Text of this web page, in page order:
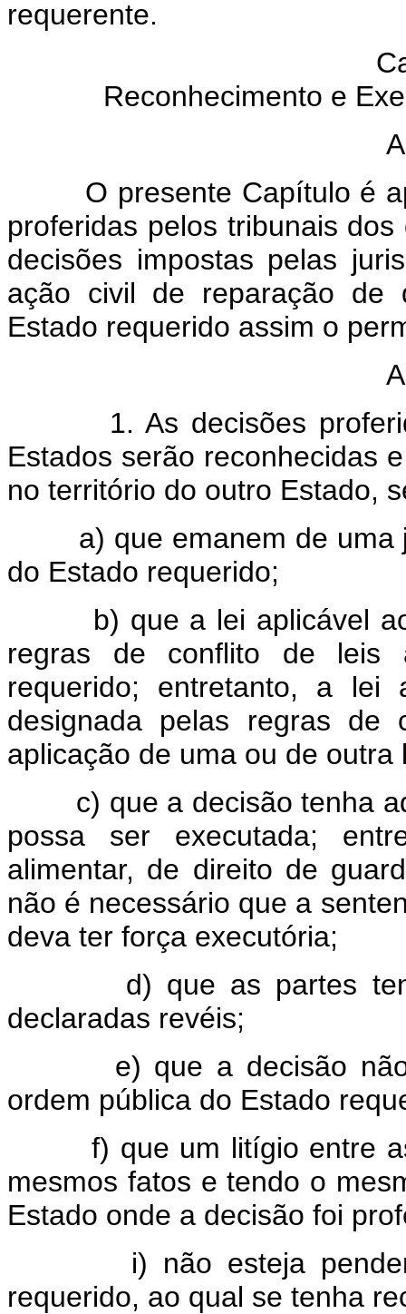
requerente.
Reconhecimento e
O presente Capítulo é
proferidas pelos tribunais
decisões impostas pelas
ação civil de reparação de
Estado requerido assim o
1. As decisões
Estados serão reconhecidas
no território do outro Estado,
a) que emanem de uma
do Estado requerido;
b) que a lei aplicável ao
regras de conflito de leis
requerido; entretanto, a lei
designada pelas regras de
aplicação de uma ou de
c) que a decisão tenha
possa ser executada;
alimentar, de direito de
não é necessário que a
deva ter força executória;
d) que as partes
declaradas revéis;
e) que a decisão não
ordem pública do Estado
f) que um litígio entre as
mesmos fatos e tendo o
Estado onde a decisão foi
i) não esteja pendente
requerido, ao qual se tenha